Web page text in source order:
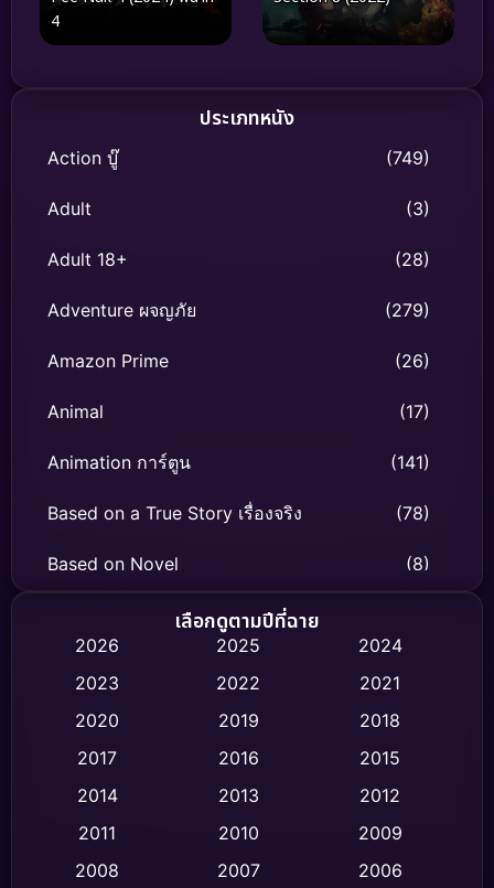
4
ประเภทหนัง
Action บู๊ (749)
Adult (3)
Adult 18+ (28)
Adventure ผจญภัย (279)
Amazon Prime (26)
Animal (17)
Animation การ์ตูน (141)
Based on a True Story เรื่องจริง (78)
Based on Novel (8)
Biography ชีวิตจริง
Classic หนังคลาสสิก (47)
Comedy ตลก (436)
Crime อาชญากรรม (513)
เลือกดูตามปีที่ฉาย
2026 2025
2024
2023
2022
2021
2020
2019
2018
2017
2016
2015
2014
2013
2012
2011
2010
2009
2008
2007
2006